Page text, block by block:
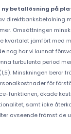
betallösning på
direktbanksbetalning
Omsättningen
kvartalet jämfört med
nog har vi kunnat
turbulenta period
Minskningen beror
för
funktionen, ökade
samt icke
avseende främst de